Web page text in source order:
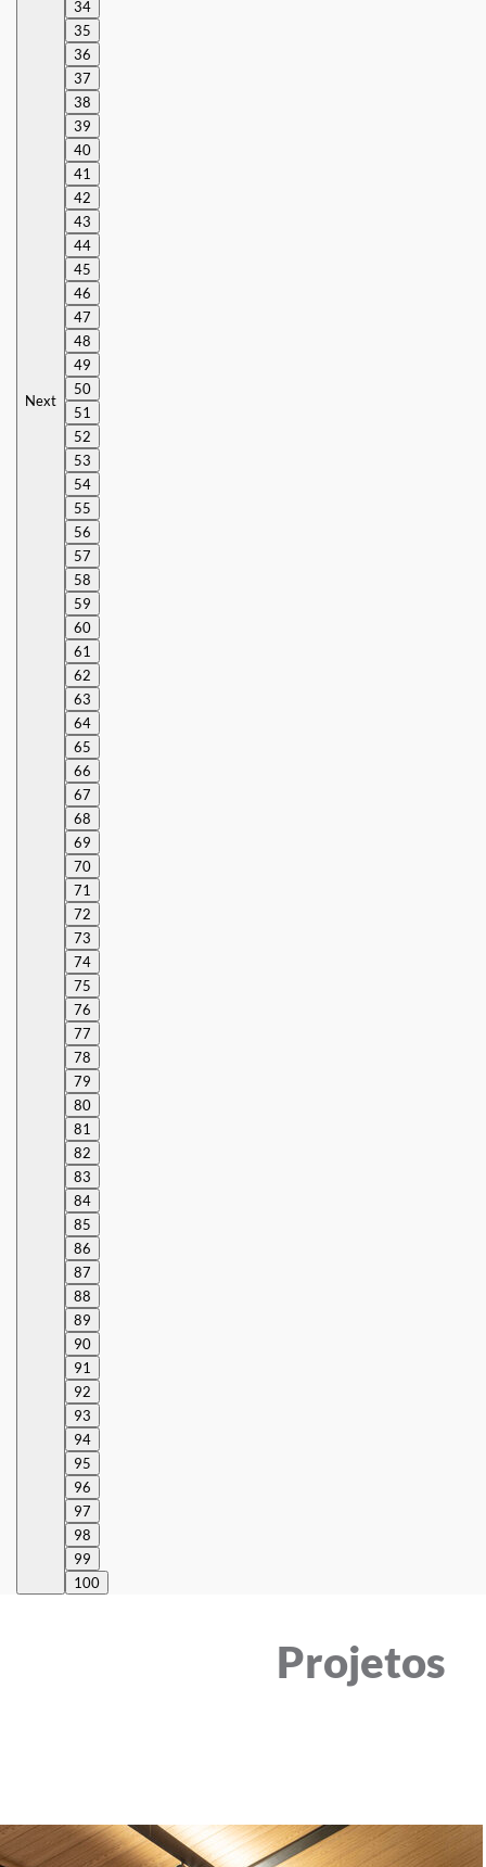
Next
34
35
36
37
38
39
40
41
42
43
44
45
46
47
48
49
50
51
52
53
54
55
56
57
58
59
60
61
62
63
64
65
66
67
68
69
70
71
72
73
74
75
76
77
78
79
80
81
82
83
84
85
86
87
88
89
90
91
92
93
94
95
96
97
98
99
100
Projetos